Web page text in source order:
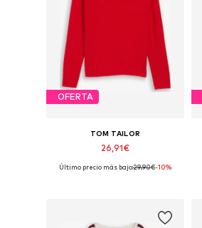
OFERTA
TOM TAILOR
26,91€
Disponible en muchas tallas
Último precio más bajo:29,90€-10%